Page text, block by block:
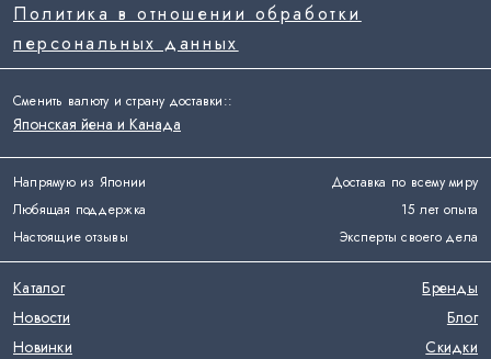
Напрямую из Японии
Доставка по всему миру
Любящая поддержка
15 лет опыта
Настоящие отзывы
Эксперты своего дела
Политика в отношении обработки
персональных данных
Каталог
Бренды
Новости
Блог
Новинки
Скидки
Сменить валюту и страну доставки::
Японская йена и Канада